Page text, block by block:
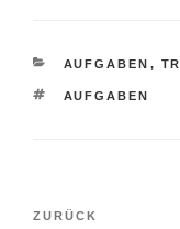
KATEGORIEN
AUFGABEN ,
AUFGABEN
Vorheriger
ZURÜCK